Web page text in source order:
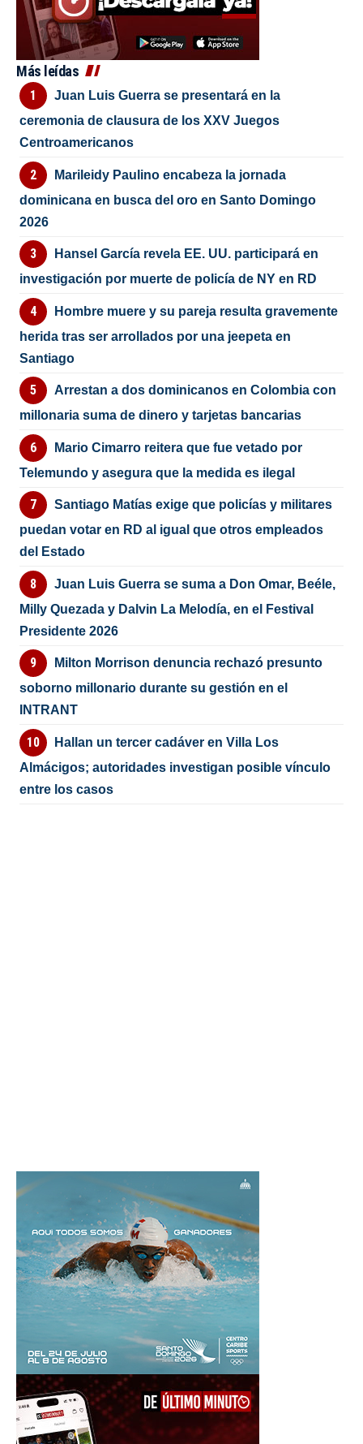
Más leídas
Juan Luis Guerra se presentará en la
ceremonia de clausura de los XXV Juegos
Centroamericanos
Marileidy Paulino encabeza la jornada
dominicana en busca del oro en Santo Domingo
2026
Hansel García revela EE. UU. participará en
investigación por muerte de policía de NY en RD
Hombre muere y su pareja resulta gravemente
herida tras ser arrollados por una jeepeta en
Santiago
Arrestan a dos dominicanos en Colombia con
millonaria suma de dinero y tarjetas bancarias
Mario Cimarro reitera que fue vetado por
Telemundo y asegura que la medida es ilegal
Santiago Matías exige que policías y militares
puedan votar en RD al igual que otros empleados
del Estado
Juan Luis Guerra se suma a Don Omar, Beéle,
Milly Quezada y Dalvin La Melodía, en el Festival
Presidente 2026
Milton Morrison denuncia rechazó presunto
soborno millonario durante su gestión en el
INTRANT
Hallan un tercer cadáver en Villa Los
Almácigos; autoridades investigan posible vínculo
entre los casos